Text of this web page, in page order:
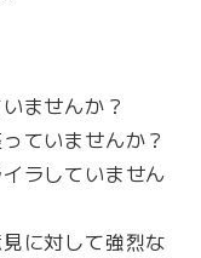
ませんか？
ていませんか？
ラしていません
に対して強烈な